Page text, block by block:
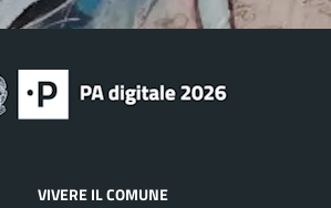
VIVERE IL COMUNE